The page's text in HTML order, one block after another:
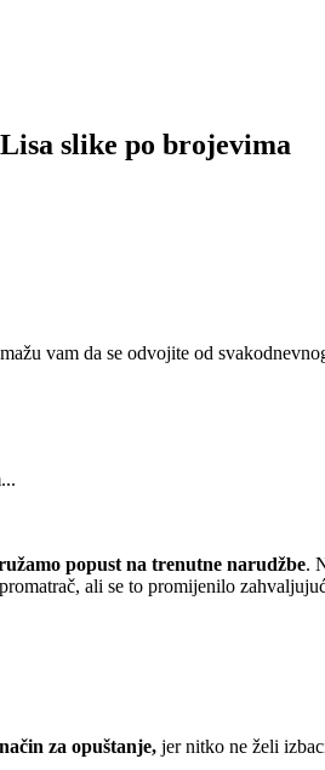
Read
slike po brojevima
vam da se odvojite od
popustna trenutne narudžbe.
ali se to promijenilo
za opuštanje, jer nitko ne želi